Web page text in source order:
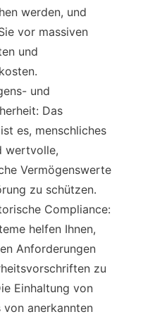
werden, und
vor massiven
und
und
Das
es, menschliches
wertvolle,
Vermögenswerte
zu schützen.
Compliance:
helfen Ihnen,
Anforderungen
zu
Einhaltung von
von anerkannten